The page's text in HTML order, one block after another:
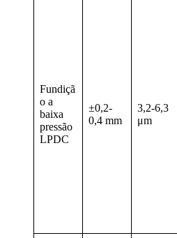
Fundiçã
o a
baixa
pressão
LPDC
±0,2-
0,4 mm
3,2-6,3
μm